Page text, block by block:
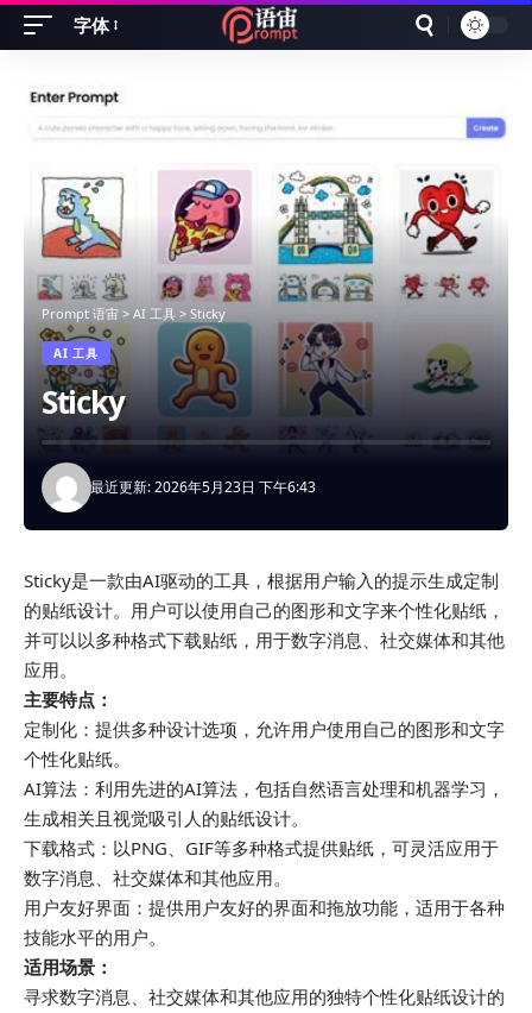
Font
字体
Prompt 语宙 > AI 工具 > Sticky
AI 工具
Sticky
最近更新: 2026年5月23日 下午6:43
Sticky是一款由AI驱动的工具，根据用户输入的提示生成定制
的贴纸设计。用户可以使用自己的图形和文字来个性化贴纸，
并可以以多种格式下载贴纸，用于数字消息、社交媒体和其他
应用。
主要特点：
定制化：提供多种设计选项，允许用户使用自己的图形和文字
个性化贴纸。
AI算法：利用先进的AI算法，包括自然语言处理和机器学习，
生成相关且视觉吸引人的贴纸设计。
下载格式：以PNG、GIF等多种格式提供贴纸，可灵活应用于
数字消息、社交媒体和其他应用。
用户友好界面：提供用户友好的界面和拖放功能，适用于各种
技能水平的用户。
适用场景：
寻求数字消息、社交媒体和其他应用的独特个性化贴纸设计的